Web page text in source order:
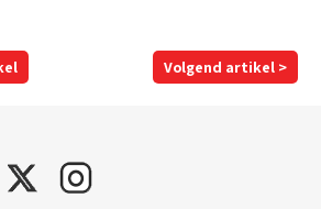
Volgend artikel >